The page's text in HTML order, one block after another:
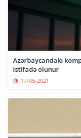
Azərbaycandakı
istifadə olunur
17-05-2021